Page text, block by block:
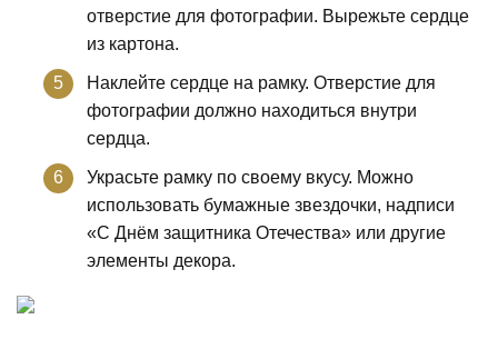
отверстие для фотографии. Вырежьте сердце
из картона.
Наклейте сердце на рамку. Отверстие для
фотографии должно находиться внутри
сердца.
Украсьте рамку по своему вкусу. Можно
использовать бумажные звездочки, надписи
«С Днём защитника Отечества» или другие
элементы декора.